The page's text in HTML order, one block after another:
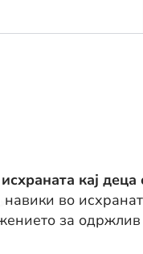
кај
во
за одржлив